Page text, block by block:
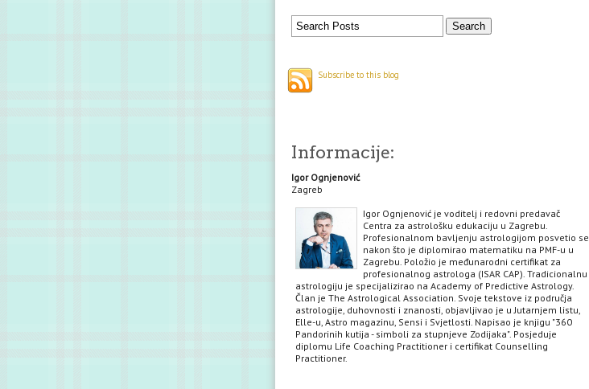
Subscribe to this blog
Informacije:
Igor Ognjenović
Zagreb
Igor Ognjenović je voditelj i redovni predavač
Centra za astrološku edukaciju u Zagrebu.
Profesionalnom bavljenju astrologijom posvetio se
nakon što je diplomirao matematiku na PMF-u u
Zagrebu. Položio je međunarodni certifikat za
profesionalnog astrologa (ISAR CAP). Tradicionalnu
astrologiju je specijalizirao na Academy of Predictive Astrology.
Član je The Astrological Association. Svoje tekstove iz područja
astrologije, duhovnosti i znanosti, objavljivao je u Jutarnjem listu,
Elle-u, Astro magazinu, Sensi i Svjetlosti. Napisao je knjigu "360
Pandorinih kutija - simboli za stupnjeve Zodijaka". Posjeduje
diplomu Life Coaching Practitioner i certifikat Counselling
Practitioner.